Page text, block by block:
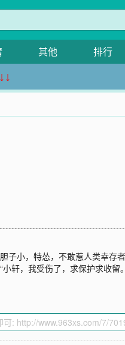
其他 排行
子小，特怂，不敢惹人类幸存
轩，我受伤了，求保护求收